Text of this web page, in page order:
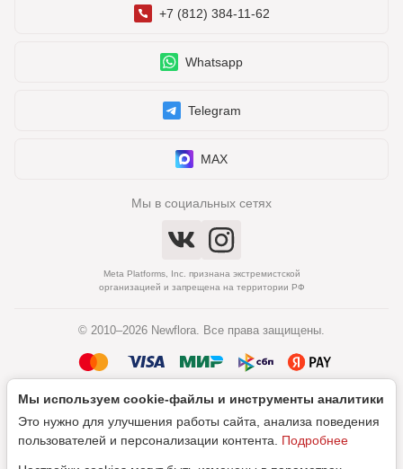
+7 (812) 384-11-62
Whatsapp
Telegram
MAX
Мы в социальных сетях
Meta Platforms, Inc. признана экстремистской
организацией и запрещена на территории РФ
© 2010–2026 Newflora. Все права защищены.
Политика обработки персональных данных
Согласие на обработку персональных данных
Мы используем cookie‑файлы и инструменты аналитики
Это нужно для улучшения работы сайта, анализа поведения
пользователей и персонализации контента. Подробнее